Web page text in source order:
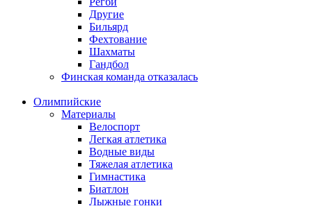
Другие
Бильярд
Фехтование
Шахматы
Гандбол
Финская команда отказалась
Олимпийские
Материалы
Велоспорт
Легкая атлетика
Водные виды
Тяжелая атлетика
Гимнастика
Биатлон
Лыжные гонки